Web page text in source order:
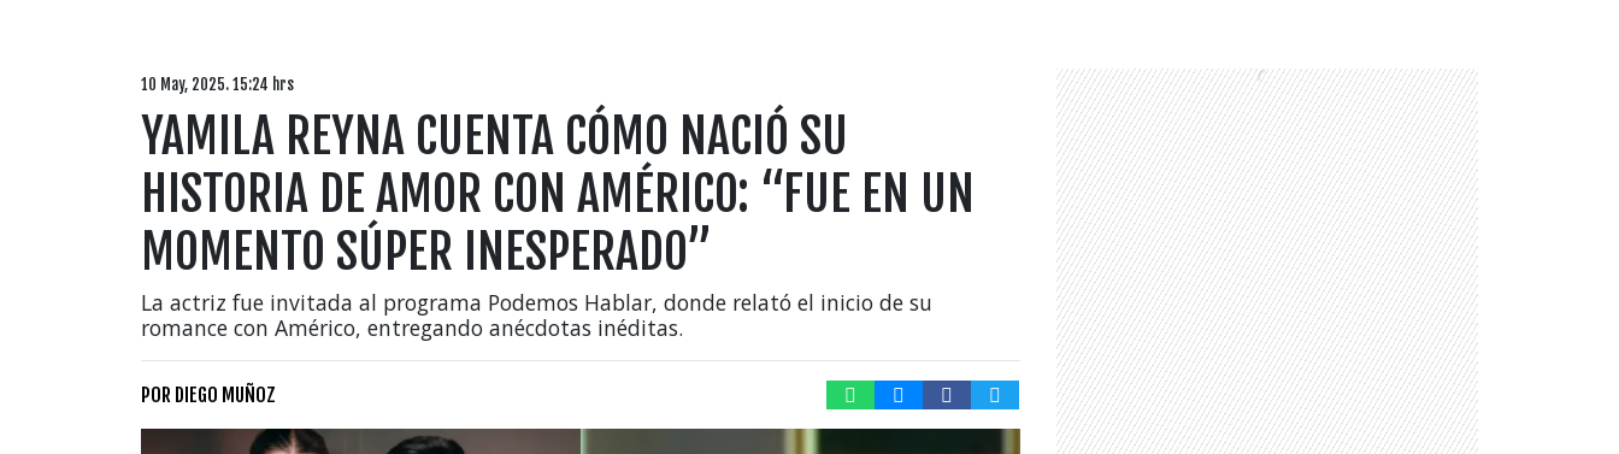
10 May, 2025. 15:24 hrs
YAMILA REYNA CUENTA CÓMO NACIÓ SU
HISTORIA DE AMOR CON AMÉRICO: “FUE EN UN
MOMENTO SÚPER INESPERADO”
La actriz fue invitada al programa Podemos Hablar, donde relató el inicio de su
romance con Américo, entregando anécdotas inéditas.
POR DIEGO MUÑOZ